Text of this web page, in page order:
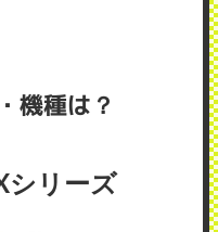
機種は？
シリーズ